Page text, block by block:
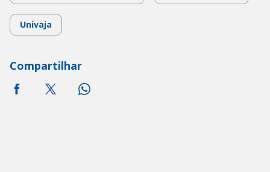
Univaja
Compartilhar